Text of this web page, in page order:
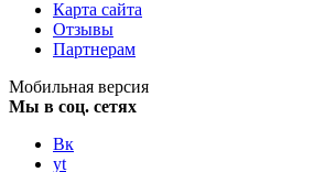
Карта сайта
Отзывы
Партнерам
Мобильная версия
Мы в соц. сетях
Вк
yt